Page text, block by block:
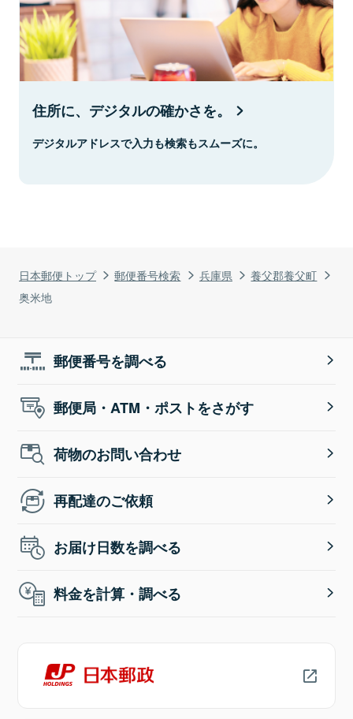
日本郵便トップ 郵便番号検索 兵庫県
養父郡養父町
奥米地
住所に、デジタルの確かさを。
デジタルアドレスで入力も検索もスムーズに。
郵便番号を調べる
郵便局・ATM・ポストをさがす
荷物のお問い合わせ
再配達のご依頼
お届け日数を調べる
料金を計算・調べる